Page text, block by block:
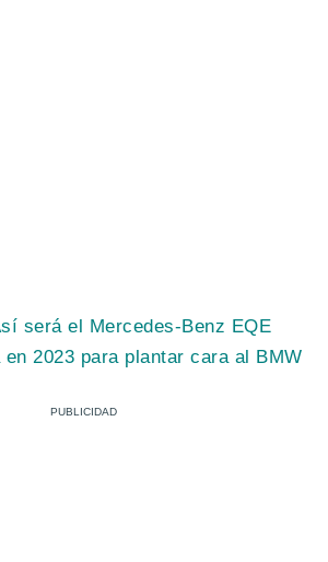
será el Mercedes-Benz EQE
en 2023 para plantar cara al BMW